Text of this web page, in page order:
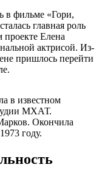
в фильме «Гори,
главная роль
Елена
актрисой. Из-
пришлось перейти
в известном
МХАТ.
Окончила
году.